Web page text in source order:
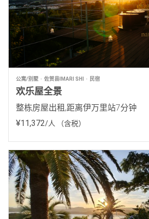
公寓/别墅 佐贺县IMARI SHI 民宿
欢乐屋全景
整栋房屋出租,距离伊万里站7分钟
¥11,372/人 （含税）